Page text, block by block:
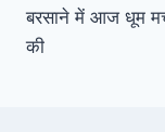
बरसाने में आज धूम
की